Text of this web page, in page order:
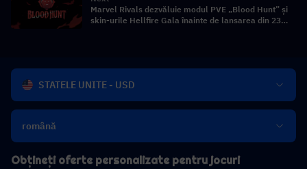
Marvel Rivals dezvăluie modul PVE „Blood Hunt” și
skin-urile Hellfire Gala înainte de lansarea din 23
STATELE UNITE - USD
română
Obțineți oferte personalizate pentru jocuri